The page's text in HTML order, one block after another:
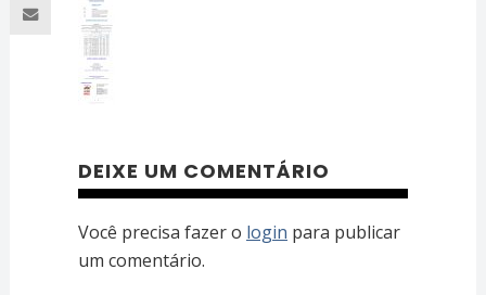
DEIXE UM COMENTÁRIO
Você precisa fazer o login para publicar
um comentário.